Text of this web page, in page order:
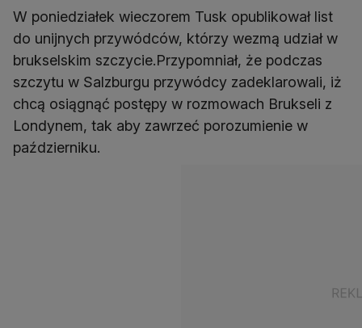
W poniedziałek wieczorem Tusk opublikował list
do unijnych przywódców, którzy wezmą udział w
brukselskim szczycie.Przypomniał, że podczas
szczytu w Salzburgu przywódcy zadeklarowali, iż
chcą osiągnąć postępy w rozmowach Brukseli z
Londynem, tak aby zawrzeć porozumienie w
październiku.